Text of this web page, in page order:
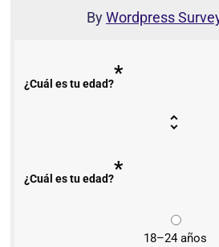
ByWordpress
¿Cuál es tu edad?*
¿Cuál es tu edad?*
18–24 años